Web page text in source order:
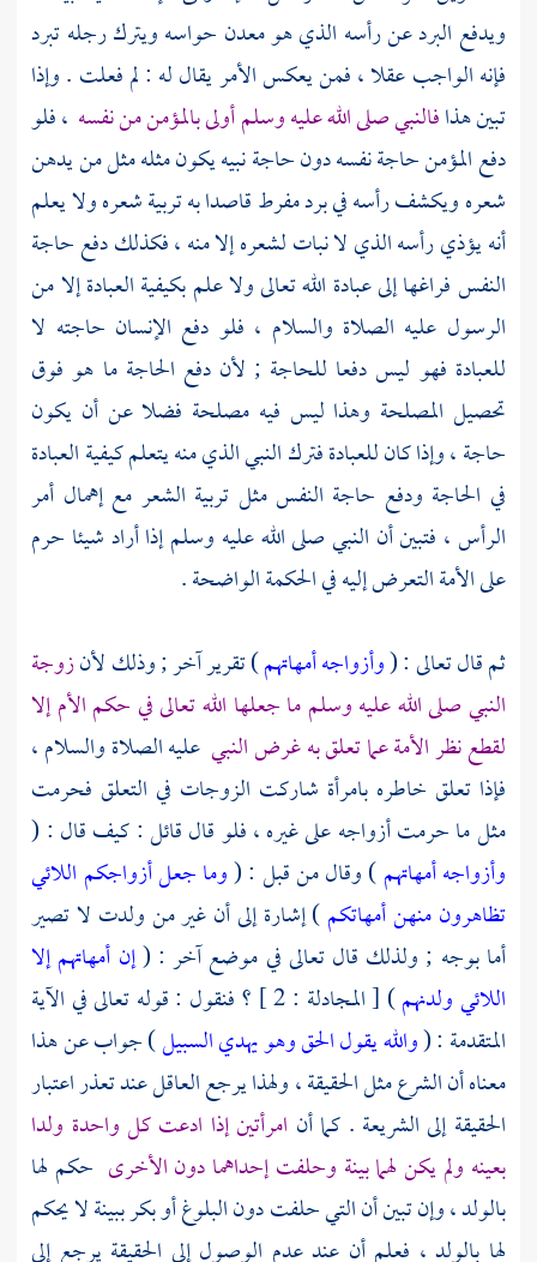
ويدفع البرد عن رأسه الذي هو معدن حواسه ويترك رجله تبرد
فإنه الواجب عقلا ، فمن يعكس الأمر يقال له : لم فعلت . وإذا
تبين هذافالنبي صلى الله عليه وسلم أولى بالمؤمن من نفسه ، فلو
دفع المؤمن حاجة نفسه دون حاجة نبيه يكون مثله مثل من يدهن
شعره ويكشف رأسه في برد مفرط قاصدا به تربية شعره ولا يعلم
أنه يؤذي رأسه الذي لا نبات لشعره إلا منه ، فكذلك دفع حاجة
النفس فراغها إلى عبادة الله تعالى ولا علم بكيفية العبادة إلا من
الرسول عليه الصلاة والسلام ، فلو دفع الإنسان حاجته لا
للعبادة فهو ليس دفعا للحاجة ; لأن دفع الحاجة ما هو فوق
تحصيل المصلحة وهذا ليس فيه مصلحة فضلا عن أن يكون
حاجة ، وإذا كان للعبادة فترك النبي الذي منه يتعلم كيفية العبادة
في الحاجة ودفع حاجة النفس مثل تربية الشعر مع إهمال أمر
الرأس ، فتبين أن النبي صلى الله عليه وسلم إذا أراد شيئا حرم
على الأمة التعرض إليه في الحكمة الواضحة .
ثم قال تعالى : (وأزواجه أمهاتهم) تقرير آخر ; وذلك لأنزوجة
النبي صلى الله عليه وسلم ما جعلها الله تعالى في حكم الأم إلا
لقطع نظر الأمة عما تعلق به غرض النبي عليه الصلاة والسلام ،
فإذا تعلق خاطره بامرأة شاركت الزوجات في التعلق فحرمت
مثل ما حرمت أزواجه على غيره ، فلو قال قائل : كيف قال : (
وأزواجه أمهاتهم) وقال من قبل : (وما جعل أزواجكم اللائي
تظاهرون منهن أمهاتكم) إشارة إلى أن غير من ولدت لا تصير
أما بوجه ; ولذلك قال تعالى في موضع آخر : (إن أمهاتهم إلا
اللائي ولدنهم
) [ المجادلة : 2 ] ؟ فنقول : قوله تعالى في الآية
المتقدمة : (والله يقول الحق وهو يهدي السبيل) جواب عن هذا
معناه أن الشرع مثل الحقيقة ، ولهذا يرجع العاقل عند تعذر اعتبار
الحقيقة إلى الشريعة . كما أن امرأتين إذا ادعت كل واحدة ولدا
بعينه ولم يكن لهما بينة وحلفت إحداهما دون الأخرى حكم لها
بالولد ، وإن تبين أن التي حلفت دون البلوغ أو بكر ببينة لا يحكم
لها بالولد ، فعلم أن عند عدم الوصول إلى الحقيقة يرجع إلى